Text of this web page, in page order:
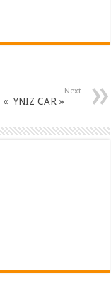
Next
« YNIZ CAR »